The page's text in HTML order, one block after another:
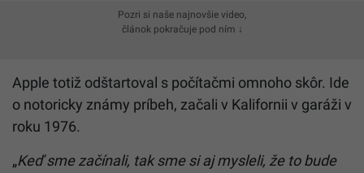
Pozri si naše najnovšie video,
článok pokračuje pod ním ↓
Apple totiž odštartoval s počítačmi omnoho skôr. Ide
o notoricky známy príbeh, začali v Kalifornii v garáži v
roku 1976.
„Keď sme začínali, tak sme si aj mysleli, že to bude